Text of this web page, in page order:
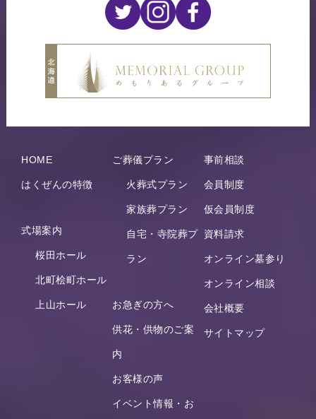
HOME
はくぜんの特徴
式場案内
桜田ホール
北町桧町ホール
上山ホール
ご葬儀プラン
火葬式プラン
家族葬プラン
自宅・寺院葬プ
ラン
お急ぎの方へ
供花・供物のご案
内
お客様の声
イベント情報・お
事前相談
会員制度
仮会員制度
資料請求
オンライン墓参り
オンライン相談
会社概要
サイトマップ